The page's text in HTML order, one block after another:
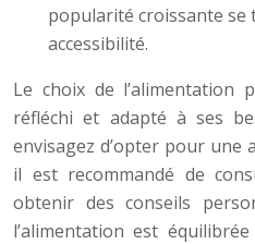
popularité croissante
accessibilité.
Le choix de
réfléchi et adapté à ses
envisagez d’opter pour une
il est recommandé de
obtenir des conseils
l’alimentation est